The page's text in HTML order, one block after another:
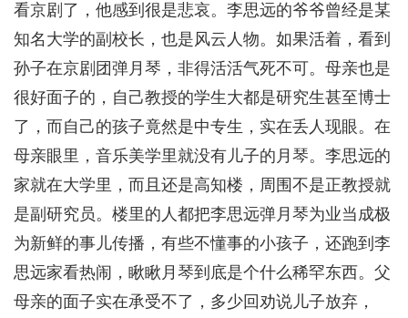
看京剧了，他感到很是悲哀。李思远的爷爷曾经是某
知名大学的副校长，也是风云人物。如果活着，看到
孙子在京剧团弹月琴，非得活活气死不可。母亲也是
很好面子的，自己教授的学生大都是研究生甚至博士
了，而自己的孩子竟然是中专生，实在丢人现眼。在
母亲眼里，音乐美学里就没有儿子的月琴。李思远的
家就在大学里，而且还是高知楼，周围不是正教授就
是副研究员。楼里的人都把李思远弹月琴为业当成极
为新鲜的事儿传播，有些不懂事的小孩子，还跑到李
思远家看热闹，瞅瞅月琴到底是个什么稀罕东西。父
母亲的面子实在承受不了，多少回劝说儿子放弃，